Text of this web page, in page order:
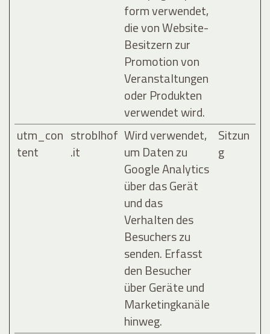
form verwendet,
die von Website-
Besitzern zur
Promotion von
Veranstaltungen
oder Produkten
verwendet wird.
utm_con
tent
stroblhof
.it
Wird verwendet,
um Daten zu
Google Analytics
über das Gerät
und das
Verhalten des
Besuchers zu
senden. Erfasst
den Besucher
über Geräte und
Marketingkanäle
hinweg.
Sitzun
g